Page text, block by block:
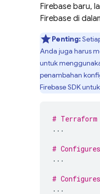
Firebase baru,
Firebase di
Penting:
Anda juga harus
untuk
penambahan
Firebase SDK
#
...
#
...
#
...